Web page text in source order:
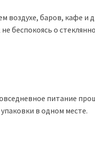
воздухе, баров, кафе и
беспокоясь о
питание
в одном месте.